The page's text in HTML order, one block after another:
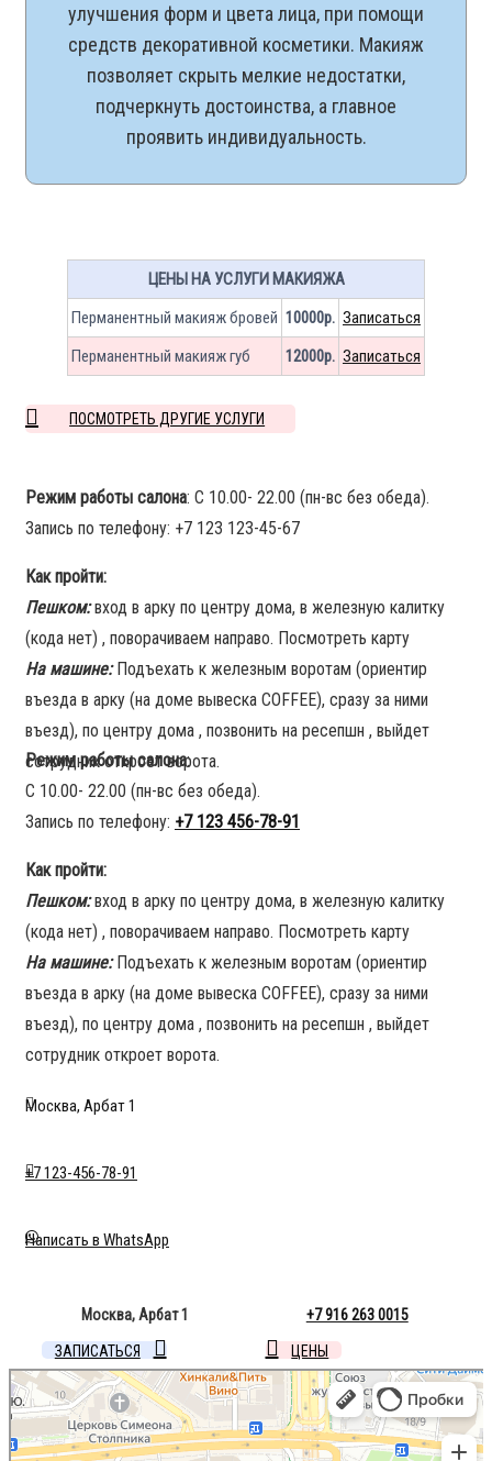
улучшения форм и цвета лица, при помощи
средств декоративной косметики. Макияж
позволяет скрыть мелкие недостатки,
подчеркнуть достоинства, а главное
проявить индивидуальность.
ЦЕНЫ НА УСЛУГИ МАКИЯЖА
Перманентный макияж бровей 10000р. Записаться
Перманентный макияж губ
12000р. Записаться
ПОСМОТРЕТЬ ДРУГИЕ УСЛУГИ
Режим работы салона: С 10.00- 22.00 (пн-вс без обеда).
Запись по телефону: +7 123 123-45-67
Как пройти:
Пешком:вход в арку по центру дома, в железную калитку
(кода нет) , поворачиваем направо. Посмотреть карту
На машине:Подъехать к железным воротам (ориентир
въезда в арку (на доме вывеска COFFEE), сразу за ними
въезд), по центру дома , позвонить на ресепшн , выйдет
сотрудник откроет ворота.
Режим работы салона:
С 10.00- 22.00 (пн-вс без обеда).
Запись по телефону: +7 123 456-78-91
Как пройти:
Пешком:вход в арку по центру дома, в железную калитку
(кода нет) , поворачиваем направо. Посмотреть карту
На машине:Подъехать к железным воротам (ориентир
въезда в арку (на доме вывеска COFFEE), сразу за ними
въезд), по центру дома , позвонить на ресепшн , выйдет
сотрудник откроет ворота.
Москва, Арбат 1
+7 123-456-78-91
Написать в WhatsApp
Москва, Арбат 1
+7 916 263 0015
ЗАПИСАТЬСЯ
ЦЕНЫ
Москва
Улица Арбат, 1 — Яндекс Карты